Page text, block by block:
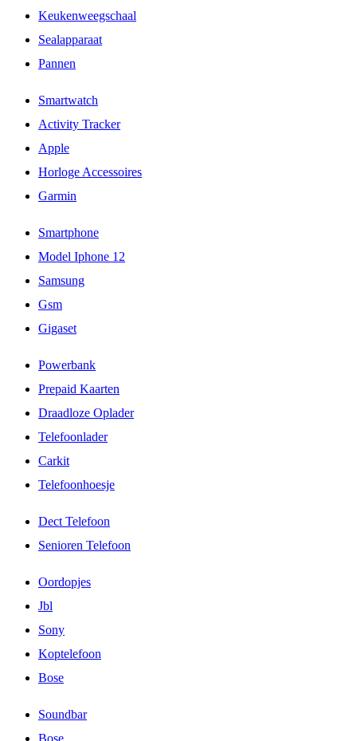
Keukenweegschaal
Sealapparaat
Pannen
Smartwatch
Activity Tracker
Apple
Horloge Accessoires
Garmin
Smartphone
Model Iphone 12
Samsung
Gsm
Gigaset
Powerbank
Prepaid Kaarten
Draadloze Oplader
Telefoonlader
Carkit
Telefoonhoesje
Dect Telefoon
Senioren Telefoon
Oordopjes
Jbl
Sony
Koptelefoon
Bose
Soundbar
Bose